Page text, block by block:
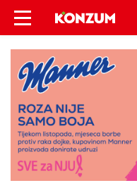
Roza nije